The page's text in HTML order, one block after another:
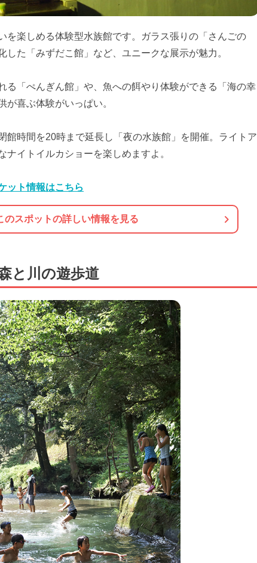
を楽しめる体験型水族館です。ガラス張りの「さんごの
した「みずだこ館」など、ユニークな展示が魅力。
る「ぺんぎん館」や、魚への餌やり体験ができる「海の幸
が喜ぶ体験がいっぱい。
館時間を20時まで延長し「夜の水族館」を開催。ライトア
ナイトイルカショーを楽しめますよ。
ット情報はこちら
のスポットの詳しい情報を見る
と川の遊歩道